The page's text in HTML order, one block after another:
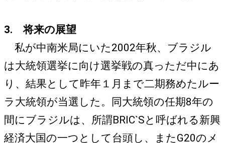
3. 将来の展望
私が中南米局にいた2002年秋、ブラジル
は大統領選挙に向け選挙戦の真っただ中にあ
り、結果として昨年１月まで二期務めたルー
ラ大統領が当選した。同大統領の任期8年の
間にブラジルは、所謂BRIC`Sと呼ばれる新興
経済大国の一つとして台頭し、またG20のメ